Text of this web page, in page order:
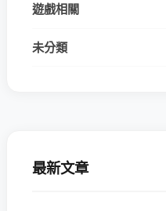
遊戲相關
未分類
最新文章